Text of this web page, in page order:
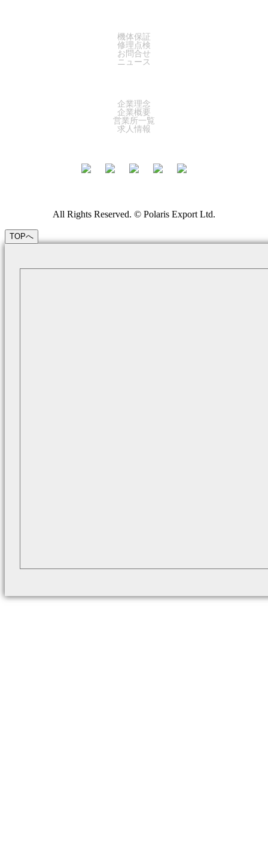
機体保証
修理点検
お問合せ
ニュース
企業理念
企業概要
営業所一覧
求人情報
All Rights Reserved. © Polaris Export Ltd.
TOPへ